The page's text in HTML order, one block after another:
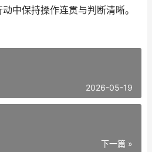
中保持操作连贯与判断清晰。
2026-05-19
下一篇 »